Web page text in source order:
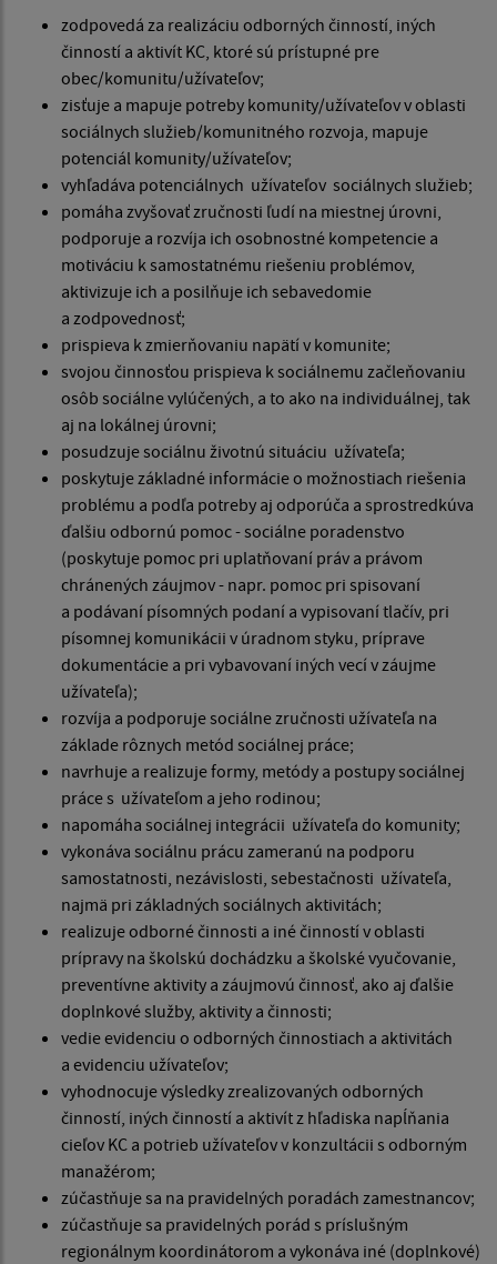
zodpovedá za realizáciu odborných činností, iných
činností a aktivít KC, ktoré sú prístupné pre
obec/komunitu/užívateľov;
zisťuje a mapuje potreby komunity/užívateľov v oblasti
sociálnych služieb/komunitného rozvoja, mapuje
potenciál komunity/užívateľov;
vyhľadáva potenciálnych užívateľov sociálnych služieb;
pomáha zvyšovať zručnosti ľudí na miestnej úrovni,
podporuje a rozvíja ich osobnostné kompetencie a
motiváciu k samostatnému riešeniu problémov,
aktivizuje ich a posilňuje ich sebavedomie
a zodpovednosť;
prispieva k zmierňovaniu napätí v komunite;
svojou činnosťou prispieva k sociálnemu začleňovaniu
osôb sociálne vylúčených, a to ako na individuálnej, tak
aj na lokálnej úrovni;
posudzuje sociálnu životnú situáciu užívateľa;
poskytuje základné informácie o možnostiach riešenia
problému a podľa potreby aj odporúča a sprostredkúva
ďalšiu odbornú pomoc - sociálne poradenstvo
(poskytuje pomoc pri uplatňovaní práv a právom
chránených záujmov - napr. pomoc pri spisovaní
a podávaní písomných podaní a vypisovaní tlačív, pri
písomnej komunikácii v úradnom styku, príprave
dokumentácie a pri vybavovaní iných vecí v záujme
užívateľa);
rozvíja a podporuje sociálne zručnosti užívateľa na
základe rôznych metód sociálnej práce;
navrhuje a realizuje formy, metódy a postupy sociálnej
práce s užívateľom a jeho rodinou;
napomáha sociálnej integrácii užívateľa do komunity;
vykonáva sociálnu prácu zameranú na podporu
samostatnosti, nezávislosti, sebestačnosti užívateľa,
najmä pri základných sociálnych aktivitách;
realizuje odborné činnosti a iné činností v oblasti
prípravy na školskú dochádzku a školské vyučovanie,
preventívne aktivity a záujmovú činnosť, ako aj ďalšie
doplnkové služby, aktivity a činnosti;
vedie evidenciu o odborných činnostiach a aktivitách
a evidenciu užívateľov;
vyhodnocuje výsledky zrealizovaných odborných
činností, iných činností a aktivít z hľadiska napĺňania
cieľov KC a potrieb užívateľov v konzultácii s odborným
manažérom;
zúčastňuje sa na pravidelných poradách zamestnancov;
zúčastňuje sa pravidelných porád s príslušným
regionálnym koordinátorom a vykonáva iné (doplnkové)